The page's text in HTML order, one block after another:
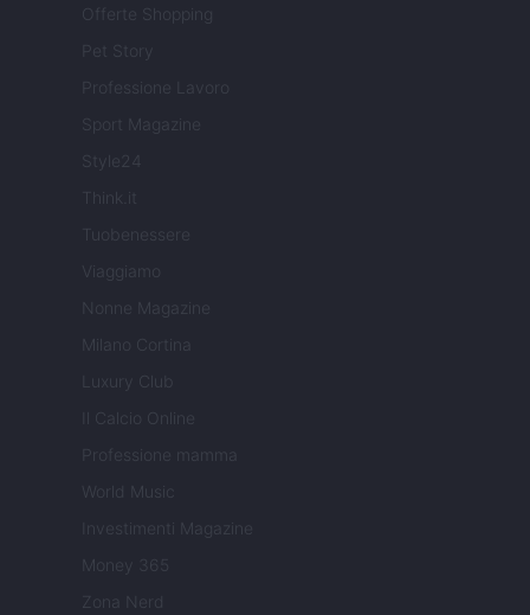
Offerte Shopping
Professione Lavoro
Sport Magazine
Style24
Think.it
Tuobenessere
Viaggiamo
Nonne Magazine
Milano Cortina
Luxury Club
Il Calcio Online
Professione mamma
World Music
Investimenti Magazine
Money 365
Zona Nerd